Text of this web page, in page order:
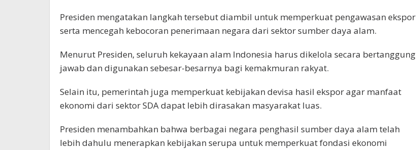
Presiden mengatakan langkah tersebut diambil untuk memperkuat pengawasan ekspor
serta mencegah kebocoran penerimaan negara dari sektor sumber daya alam.
Menurut Presiden, seluruh kekayaan alam Indonesia harus dikelola secara bertanggung
jawab dan digunakan sebesar-besarnya bagi kemakmuran rakyat.
Selain itu, pemerintah juga memperkuat kebijakan devisa hasil ekspor agar manfaat
ekonomi dari sektor SDA dapat lebih dirasakan masyarakat luas.
Presiden menambahkan bahwa berbagai negara penghasil sumber daya alam telah
lebih dahulu menerapkan kebijakan serupa untuk memperkuat fondasi ekonomi